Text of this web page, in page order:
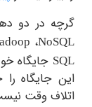
در دو دهه اخیر
،Hadoop، و
را خواهد
وقت نیست، بلکه